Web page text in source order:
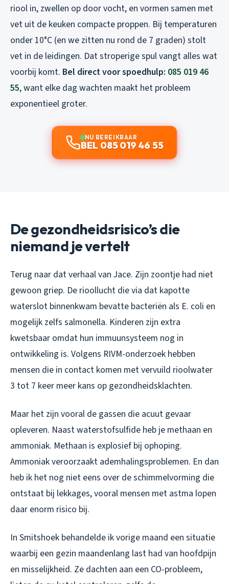
riool in, zwellen op door vocht, en vormen samen met
vet uit de keuken compacte proppen. Bij temperaturen
onder 10°C (en we zitten nu rond de 7 graden) stolt
vet in de leidingen. Dat stroperige spul vangt alles wat
voorbij komt. Bel direct voor spoedhulp: 085 019 46
55, want elke dag wachten maakt het probleem
exponentieel groter.
NU BEREIKBAAR
BEL 085 019 46 55
De gezondheidsrisico’s die
niemand je vertelt
Terug naar dat verhaal van Jace. Zijn zoontje had niet
gewoon griep. De rioollucht die via dat kapotte
waterslot binnenkwam bevatte bacteriën als E. coli en
mogelijk zelfs salmonella. Kinderen zijn extra
kwetsbaar omdat hun immuunsysteem nog in
ontwikkeling is. Volgens RIVM-onderzoek hebben
mensen die in contact komen met vervuild rioolwater
3 tot 7 keer meer kans op gezondheidsklachten.
Maar het zijn vooral de gassen die acuut gevaar
opleveren. Naast waterstofsulfide heb je methaan en
ammoniak. Methaan is explosief bij ophoping.
Ammoniak veroorzaakt ademhalingsproblemen. En dan
heb ik het nog niet eens over de schimmelvorming die
ontstaat bij lekkages, vooral mensen met astma lopen
daar enorm risico bij.
In Smitshoek behandelde ik vorige maand een situatie
waarbij een gezin maandenlang last had van hoofdpijn
en misselijkheid. Ze dachten aan een CO-probleem,